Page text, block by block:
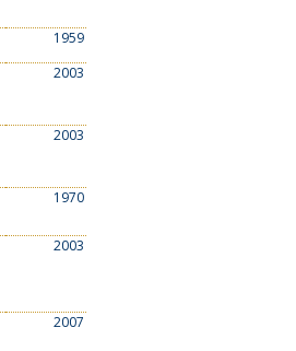
1959
2003
2003
1970
2003
2007